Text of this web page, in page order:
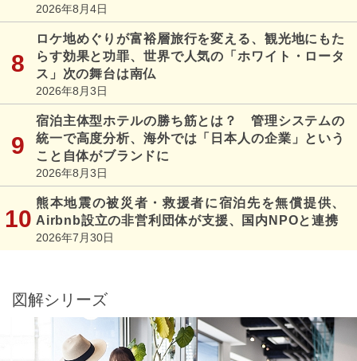
2026年8月4日
ロケ地めぐりが富裕層旅行を変える、観光地にもた
らす効果と功罪、世界で人気の「ホワイト・ロータ
ス」次の舞台は南仏
2026年8月3日
宿泊主体型ホテルの勝ち筋とは？ 管理システムの
統一で高度分析、海外では「日本人の企業」という
こと自体がブランドに
2026年8月3日
熊本地震の被災者・救援者に宿泊先を無償提供、
Airbnb設立の非営利団体が支援、国内NPOと連携
2026年7月30日
図解シリーズ